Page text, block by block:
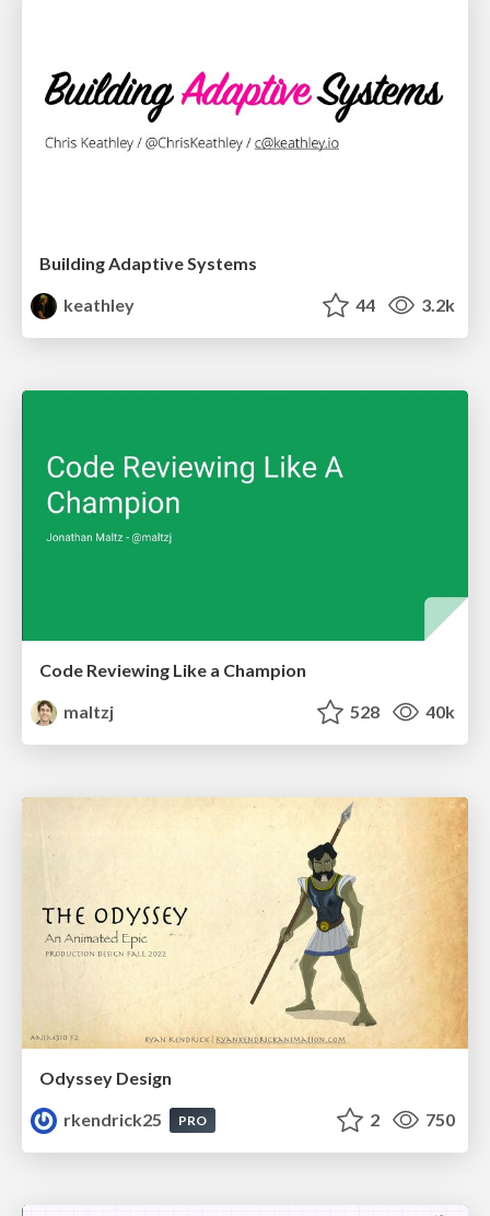
Building Adaptive Systems
keathley
44 3.2k
Code Reviewing Like a Champion
maltzj
528 40k
Odyssey Design
rkendrick25
PRO 2 750